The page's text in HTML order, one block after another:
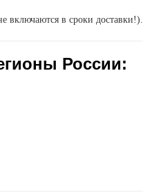
включаются в сроки доставки!).
России: